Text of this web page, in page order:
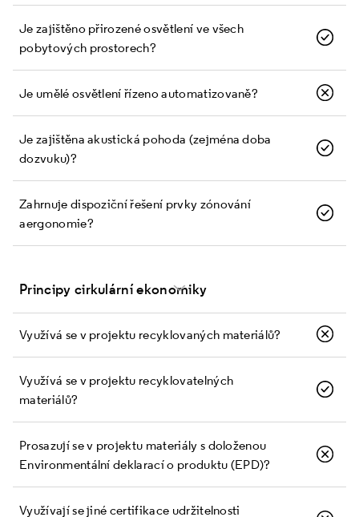
Je zajištěno přirozené osvětlení ve všech
pobytových prostorech?
Je umělé osvětlení řízeno automatizovaně?
Je zajištěna akustická pohoda (zejména doba
dozvuku)?
Zahrnuje dispoziční řešení prvky zónování
a ergonomie?
Principy cirkulární ekonomiky
Využívá se v projektu recyklovaných materiálů?
Využívá se v projektu recyklovatelných
materiálů?
Prosazují se v projektu materiály s doloženou
Environmentální deklarací o produktu (EPD)?
Využívají se jiné certifikace udržitelnosti